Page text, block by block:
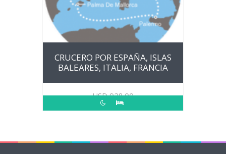
CRUCERO POR ESPAÑA, ISLAS
BALEARES, ITALIA, FRANCIA
USD928.00